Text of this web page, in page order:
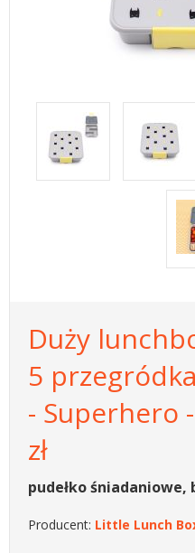
Duży
5
- Superhero
zł
pudełko śniadaniowe,
Producent: Little Lunch